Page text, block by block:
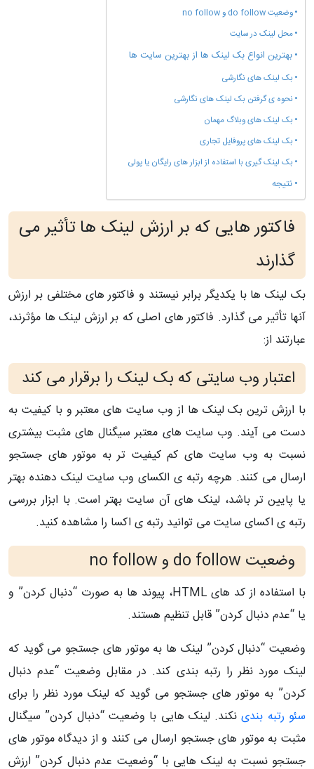
وضعیت do follow و no follow
محل لینک در سایت
بهترین انواع بک لینک ها از بهترین سایت ها
بک لینک های نگارشی
نحوه ی گرفتن بک لینک های نگارشی
بک لینک های وبلاگ مهمان
بک لینک های پروفایل تجاری
بک لینک گیری با استفاده از ابزار های رایگان یا پولی
نتیجه
فاکتور هایی که بر ارزش لینک ها تأثیر می
گذارند
بک لینک ها با یکدیگر برابر نیستند و فاکتور های مختلفی بر ارزش
آنها تأثیر می گذارد. فاکتور های اصلی که بر ارزش لینک ها مؤثرند،
عبارتند از:
اعتبار وب سایتی که بک لینک را برقرار می کند
با ارزش ترین بک لینک ها از وب سایت های معتبر و با کیفیت به
دست می آیند. وب سایت های معتبر سیگنال های مثبت بیشتری
نسبت به وب سایت های کم کیفیت تر به موتور های جستجو
ارسال می کنند. هرچه رتبه ی الکسای وب سایت لینک دهنده بهتر
یا پایین تر باشد، لینک های آن سایت بهتر است. با ابزار بررسی
رتبه ی اکسای سایت می توانید رتبه ی اکسا را مشاهده کنید.
وضعیت do follow و no follow
با استفاده از کد های HTML، پیوند ها به صورت “دنبال کردن” و
یا “عدم دنبال کردن” قابل تنظیم هستند.
وضعیت “دنبال کردن” لینک ها به موتور های جستجو می گوید که
لینک مورد نظر را رتبه بندی کند. در مقابل وضعیت “عدم دنبال
کردن” به موتور های جستجو می گوید که لینک مورد نظر را برای
سئو رتبه بندینکند. لینک هایی با وضعیت “دنبال کردن” سیگنال
مثبت به موتور های جستجو ارسال می کنند و از دیدگاه موتور های
جستجو نسبت به لینک هایی با “وضعیت عدم دنبال کردن” ارزش